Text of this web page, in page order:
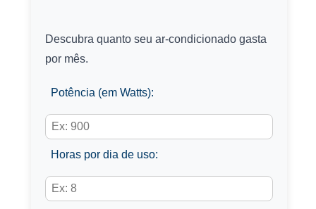
Descubra quanto seu ar-condicionado gasta
por mês.
Potência (em Watts):
Horas por dia de uso: